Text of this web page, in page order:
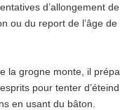
d’allongement
ou du report de l’âge de
la grogne monte, il
pour tenter
en usant du bâton.